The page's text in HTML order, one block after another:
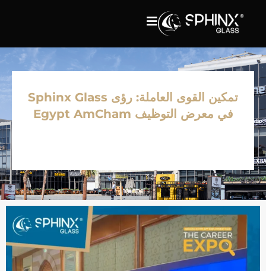
تمكين القوى العاملة: رؤى Sphinx Glass
في معرض التوظيف Egypt AmCham